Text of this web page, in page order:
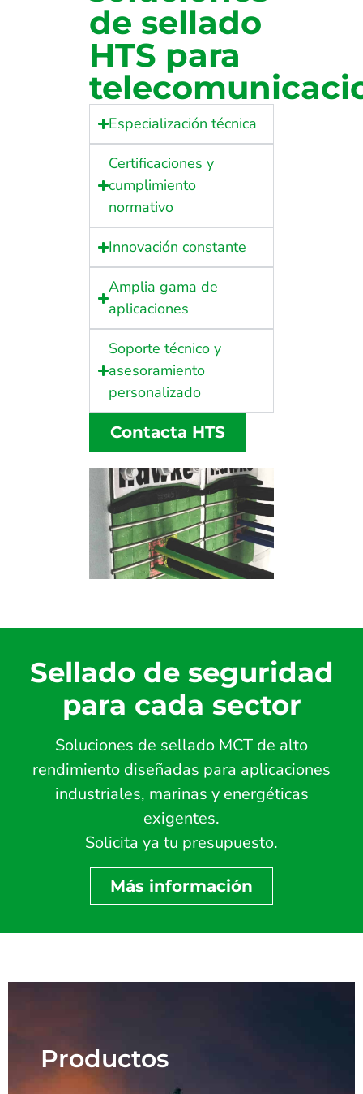
de sellado
HTS para
Especialización técnica
Certificaciones y
cumplimiento
normativo
Innovación constante
Amplia gama de
aplicaciones
Soporte técnico y
asesoramiento
personalizado
Contacta HTS
Sellado de seguridad
para cada sector
Soluciones de sellado MCT de alto
rendimiento diseñadas para aplicaciones
industriales, marinas y energéticas
exigentes.
Solicita ya tu presupuesto.
Más información
Productos